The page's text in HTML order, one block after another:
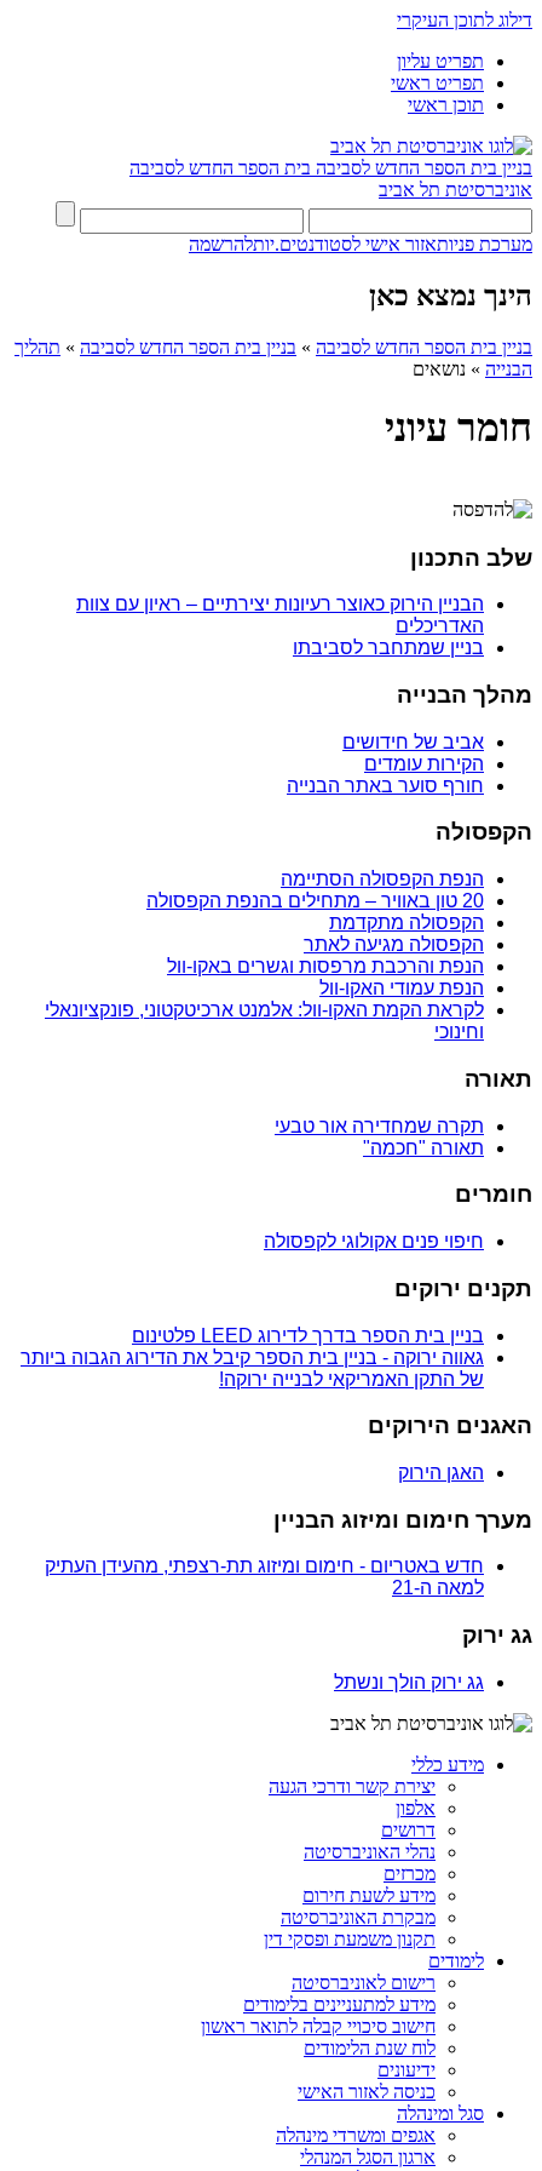
דילוג לתוכן העיקרי
תפריט עליון
תפריט ראשי
תוכן ראשי
בניין בית הספר החדש לסביבה בית הספר החדש לסביבה
אוניברסיטת תל אביב
מערכת פניותאזור אישי לסטודנטים.יותלהרשמה
הינך נמצא כאן
בניין בית הספר החדש לסביבה » בניין בית הספר החדש לסביבה » תהליך
הבנייה » נושאים
חומר עיוני
שלב התכנון
הבניין הירוק כאוצר רעיונות יצירתיים – ראיון עם צוות
האדריכלים
בניין שמתחבר לסביבתו
מהלך הבנייה
אביב של חידושים
הקירות עומדים
חורף סוער באתר הבנייה
הקפסולה
הנפת הקפסולה הסתיימה
20 טון באוויר – מתחילים בהנפת הקפסולה
הקפסולה מתקדמת
הקפסולה מגיעה לאתר
הנפת והרכבת מרפסות וגשרים באקו-וול
הנפת עמודי האקו-וול
לקראת הקמת האקו-וול: אלמנט ארכיטקטוני, פונקציונאלי
וחינוכי
תאורה
תקרה שמחדירה אור טבעי
תאורה "חכמה"
חומרים
חיפוי פנים אקולוגי לקפסולה
תקנים ירוקים
בניין בית הספר בדרך לדירוג LEED פלטינום
גאווה ירוקה - בניין בית הספר קיבל את הדירוג הגבוה ביותר
של התקן האמריקאי לבנייה ירוקה!
האגנים הירוקים
האגן הירוק
מערך חימום ומיזוג הבניין
חדש באטריום - חימום ומיזוג תת-רצפתי, מהעידן העתיק
למאה ה-21
גג ירוק
גג ירוק הולך ונשתל
מידע כללי
יצירת קשר ודרכי הגעה
אלפון
דרושים
נהלי האוניברסיטה
מכרזים
מידע לשעת חירום
מבקרת האוניברסיטה
תקנון משמעת ופסקי דין
לימודים
רישום לאוניברסיטה
מידע למתעניינים בלימודים
חישוב סיכויי קבלה לתואר ראשון
לוח שנת הלימודים
ידיעונים
כניסה לאזור האישי
סגל ומינהלה
אגפים ומשרדי מינהלה
ארגון הסגל המנהלי